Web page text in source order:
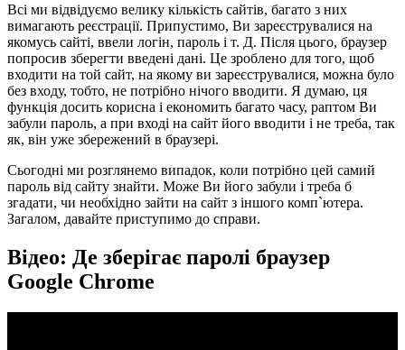
Всі ми відвідуємо велику кількість сайтів, багато з них
вимагають реєстрації. Припустимо, Ви зареєструвалися на
якомусь сайті, ввели логін, пароль і т. Д. Після цього, браузер
попросив зберегти введені дані. Це зроблено для того, щоб
входити на той сайт, на якому ви зареєструвалися, можна було
без входу, тобто, не потрібно нічого вводити. Я думаю, ця
функція досить корисна і економить багато часу, раптом Ви
забули пароль, а при вході на сайт його вводити і не треба, так
як, він уже збережений в браузері.
Сьогодні ми розглянемо випадок, коли потрібно цей самий
пароль від сайту знайти. Може Ви його забули і треба б
згадати, чи необхідно зайти на сайт з іншого комп`ютера.
Загалом, давайте приступимо до справи.
Відео: Де зберігає паролі браузер
Google Chrome